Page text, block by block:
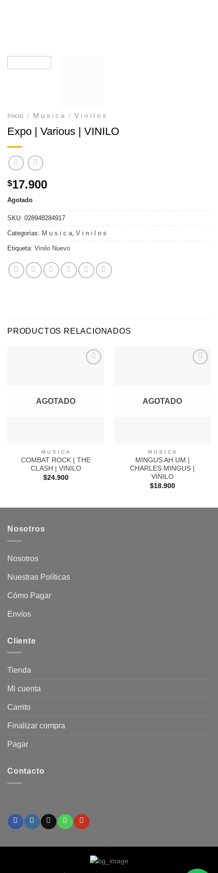
Inicio / M u s i c a / V i n i l o s
Expo | Various | VINILO
$17.900
Agotado
SKU: 028948284917
Categorías: M u s i c a V i n i l o s
Etiqueta: Vinilo Nuevo
PRODUCTOS RELACIONADOS
AGOTADO
M U S I C A
COMBAT ROCK | THE
CLASH | VINILO
$24.900
AGOTADO
M U S I C A
MINGUS AH UM |
CHARLES MINGUS |
VINILO
$18.900
Nosotros
Nosotros
Nuestras Políticas
Cómo Pagar
Envíos
Cliente
Tienda
Mi cuenta
Carrito
Finalizar compra
Pagar
Contacto